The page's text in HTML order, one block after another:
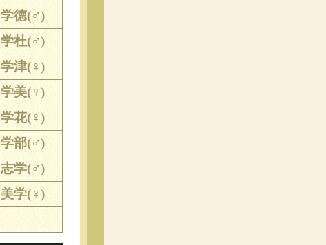
学徳(♂)
学杜(♂)
学津(♀)
学美(♀)
学花(♀)
学部(♂)
志学(♂)
美学(♀)